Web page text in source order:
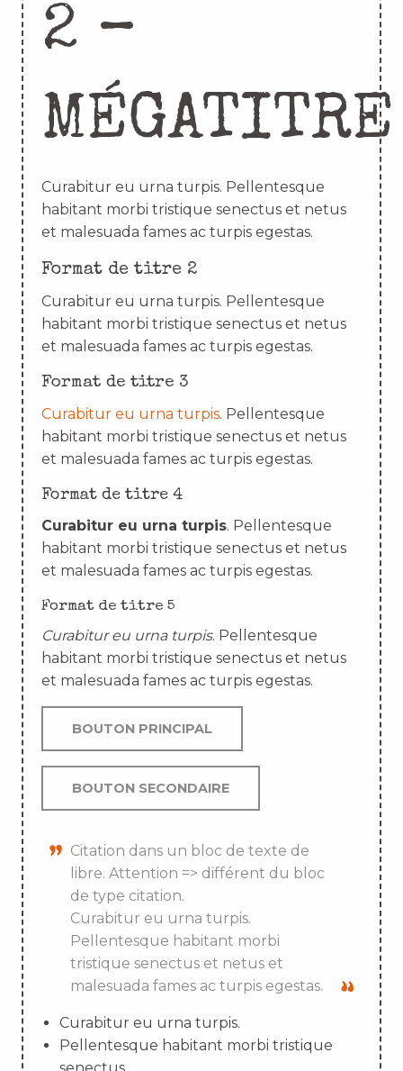
2 –
MÉGATITRE
Curabitur eu urna turpis. Pellentesque
habitant morbi tristique senectus et netus
et malesuada fames ac turpis egestas.
Format de titre 2
Curabitur eu urna turpis. Pellentesque
habitant morbi tristique senectus et netus
et malesuada fames ac turpis egestas.
Format de titre 3
Curabitur eu urna turpis. Pellentesque
habitant morbi tristique senectus et netus
et malesuada fames ac turpis egestas.
Format de titre 4
Curabitur eu urna turpis. Pellentesque
habitant morbi tristique senectus et netus
et malesuada fames ac turpis egestas.
Format de titre 5
Curabitur eu urna turpis. Pellentesque
habitant morbi tristique senectus et netus
et malesuada fames ac turpis egestas.
BOUTON PRINCIPAL
BOUTON SECONDAIRE
Citation dans un bloc de texte de
libre. Attention => différent du bloc
de type citation.
Curabitur eu urna turpis.
Pellentesque habitant morbi
tristique senectus et netus et
malesuada fames ac turpis egestas.
Curabitur eu urna turpis.
Pellentesque habitant morbi tristique